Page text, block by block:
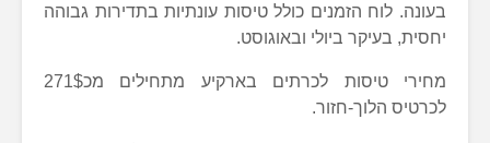
בעונה. לוח הזמנים כולל טיסות עונתיות בתדירות גבוהה
יחסית, בעיקר ביולי ובאוגוסט.
מחירי טיסות לכרתים בארקיע מתחילים מכ271$
לכרטיס הלוך-חזור.